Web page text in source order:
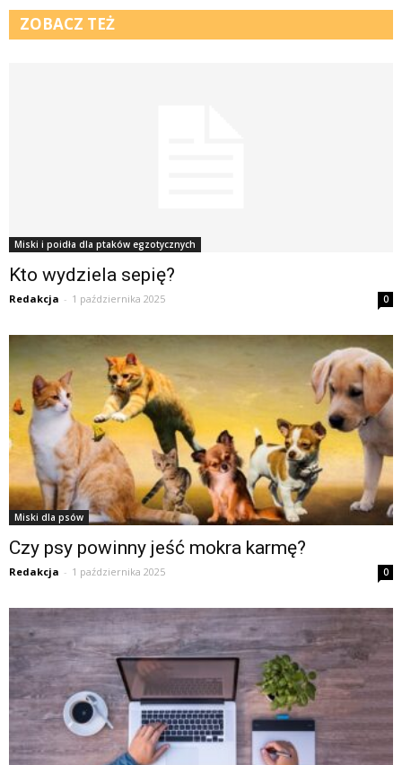
ZOBACZ TEŻ
Miski i poidła dla ptaków egzotycznych
Kto wydziela sepię?
Redakcja - 1 października 2025 0
Miski dla psów
Czy psy powinny jeść mokra karmę?
Redakcja - 1 października 2025 0